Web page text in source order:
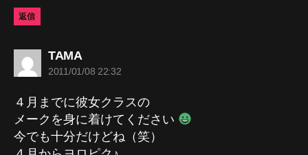
返信
TAMAの
発
2011/01/08 22:32
４月までに彼女クラスの
メークを身に着けてください
今でも十分だけどね（笑）